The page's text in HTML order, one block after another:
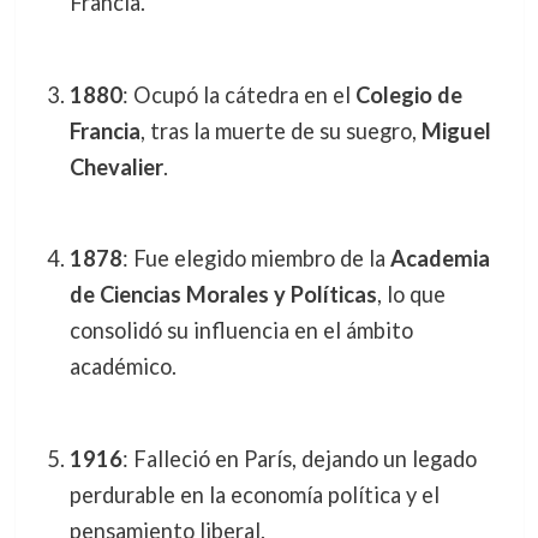
1880: Ocupó la cátedra en el Colegio de
Francia, tras la muerte de su suegro, Miguel
Chevalier.
1878: Fue elegido miembro de la Academia
de Ciencias Morales y Políticas, lo que
consolidó su influencia en el ámbito
académico.
1916: Falleció en París, dejando un legado
perdurable en la economía política y el
pensamiento liberal.